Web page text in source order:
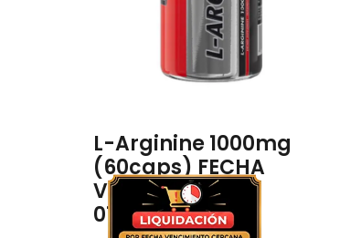
L-Arginine 1000mg
(60caps) FECHA
VENCIMIENTO
01/03/2027